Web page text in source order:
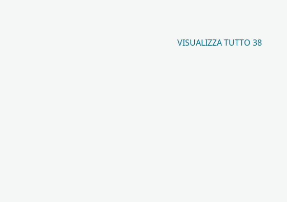
VISUALIZZA TUTTO 38